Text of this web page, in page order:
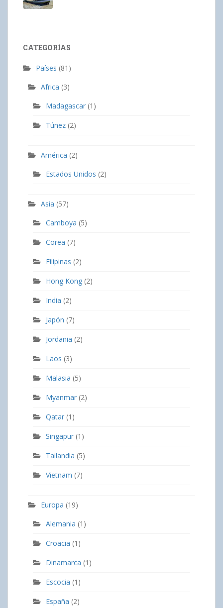
CATEGORÍAS
Países (81)
Africa (3)
Madagascar (1)
Túnez (2)
América (2)
Estados Unidos (2)
Asia (57)
Camboya (5)
Corea (7)
Filipinas (2)
Hong Kong (2)
India (2)
Japón (7)
Jordania (2)
Laos (3)
Malasia (5)
Myanmar (2)
Qatar (1)
Singapur (1)
Tailandia (5)
Vietnam (7)
Europa (19)
Alemania (1)
Croacia (1)
Dinamarca (1)
Escocia (1)
España (2)